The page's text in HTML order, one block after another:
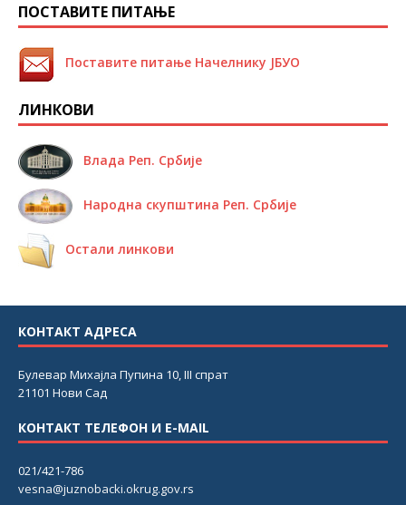
ПОСТАВИТЕ ПИТАЊЕ
Поставите питање Начелнику ЈБУО
ЛИНКОВИ
Влада Реп. Србије
Народна скупштина Реп. Србије
Остали линкови
КОНТАКТ АДРЕСА
Булевар Михајла Пупина 10, III спрат
21101 Нови Сад
КОНТАКТ ТЕЛЕФОН И E-MAIL
021/421-786
vesna@juznobacki.okrug.gov.rs